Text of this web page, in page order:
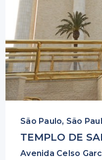
São Paulo, São
TEMPLO DE
Avenida Celso